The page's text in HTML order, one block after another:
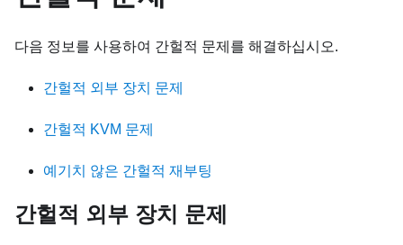
다음 정보를 사용하여 간헐적 문제를 해결하십시오.
간헐적 외부 장치 문제
간헐적 KVM 문제
예기치 않은 간헐적 재부팅
간헐적 외부 장치 문제